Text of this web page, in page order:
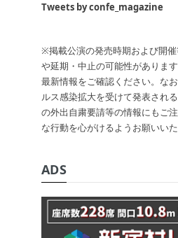
Tweets by confe_magazine
※掲載公演の発売時期および開
や延期・中止の可能性がありま
最新情報をご確認ください。な
ルス感染拡大を受けて発表され
の外出自粛要請等の情報にもご
な行動を心がけるようお願いいた
ADS